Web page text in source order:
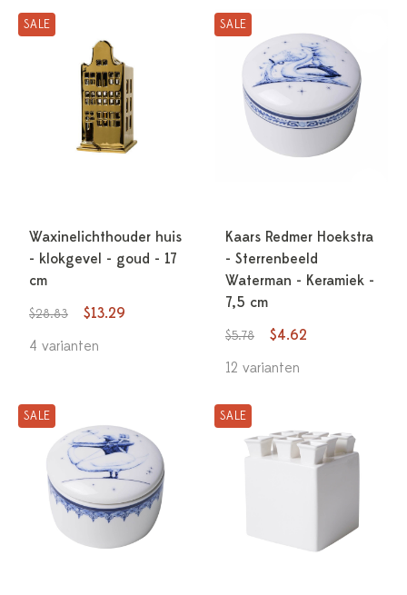
SALE
Waxinelichthouder huis
- klokgevel - goud - 17
cm
$28.83
$13.29
4 varianten
SALE
Kaars Redmer Hoekstra
- Sterrenbeeld
Waterman - Keramiek -
7,5 cm
$5.78
$4.62
12 varianten
SALE SALE